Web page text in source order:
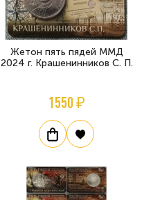
Жетон пять пядей ММД
2024 г. Крашенинников С. П.
1550 ₽